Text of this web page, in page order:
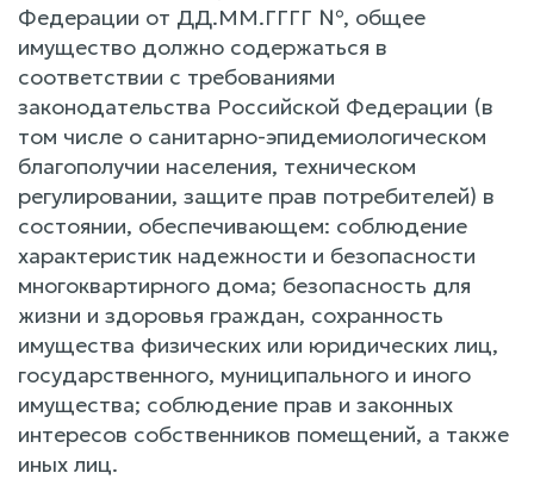
Федерации от ДД.ММ.ГГГГ №, общее
имущество должно содержаться в
соответствии с требованиями
законодательства Российской Федерации (в
том числе о санитарно-эпидемиологическом
благополучии населения, техническом
регулировании, защите прав потребителей) в
состоянии, обеспечивающем: соблюдение
характеристик надежности и безопасности
многоквартирного дома; безопасность для
жизни и здоровья граждан, сохранность
имущества физических или юридических лиц,
государственного, муниципального и иного
имущества; соблюдение прав и законных
интересов собственников помещений, а также
иных лиц.